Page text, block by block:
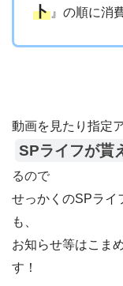
ト 』の順に消
動画を見たり指定
SPライフが貰
るので
せっかくのSPライ
も、
お知らせ等はこま
す！